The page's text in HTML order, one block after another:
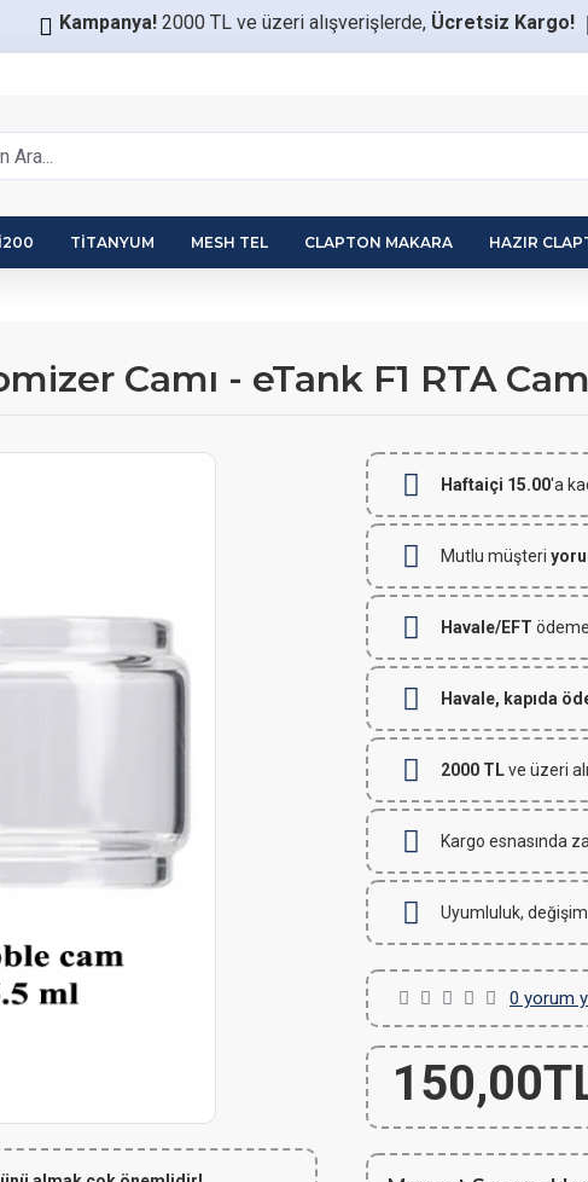
Kampanya! 2000 TL ve üzeri alışverişlerde, Ücretsiz Kargo!
TITANYUM MESH TEL CLAPTON MAKARA HAZIR
Camı - eTank F1 RTA Cam
Haftaiçi 15.00'a
Mutlu müşteri
Havale/EFT
Havale, kapıda
2000 TLve üzeri
Kargo esnasında
Uyumluluk,
0 yorum